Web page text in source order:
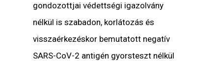
gondozottjai védettségi igazolvány
nélkül is szabadon, korlátozás és
visszaérkezéskor bemutatott negatív
SARS-CoV-2 antigén gyorsteszt nélkül